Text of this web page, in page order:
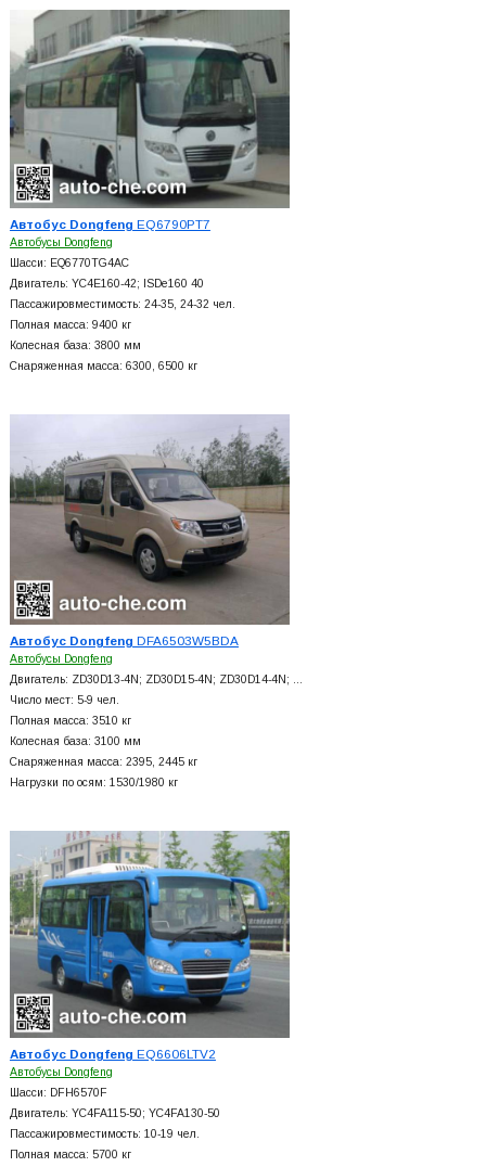
Автобус Dongfeng EQ6790PT7
Автобусы Dongfeng
Шасси: EQ6770TG4AC
Двигатель: YC4E160-42; ISDe160 40
Пассажировместимость: 24-35, 24-32 чел.
Полная масса: 9400 кг
Колесная база: 3800 мм
Снаряженная масса: 6300, 6500 кг
Автобус Dongfeng DFA6503W5BDA
Автобусы Dongfeng
Двигатель: ZD30D13-4N; ZD30D15-4N; ZD30D14-4N; …
Число мест: 5-9 чел.
Полная масса: 3510 кг
Колесная база: 3100 мм
Снаряженная масса: 2395, 2445 кг
Нагрузки по осям: 1530/1980 кг
Автобус Dongfeng EQ6606LTV2
Автобусы Dongfeng
Шасси: DFH6570F
Двигатель: YC4FA115-50; YC4FA130-50
Пассажировместимость: 10-19 чел.
Полная масса: 5700 кг